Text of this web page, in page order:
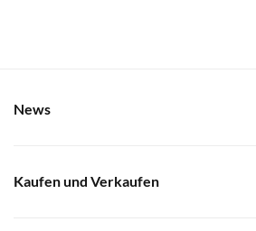
News
Kaufen und Verkaufen